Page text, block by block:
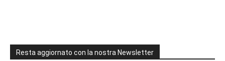
Resta aggiornato con la nostra Newsletter